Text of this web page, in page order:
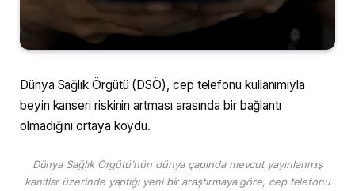
Dünya Sağlık Örgütü (DSÖ), cep telefonu kullanımıyla
beyin kanseri riskinin artması arasında bir bağlantı
olmadığını ortaya koydu.
Dünya Sağlık Örgütü’nün dünya çapında mevcut yayınlanmış
kanıtlar üzerinde yaptığı yeni bir araştırmaya göre, cep telefonu